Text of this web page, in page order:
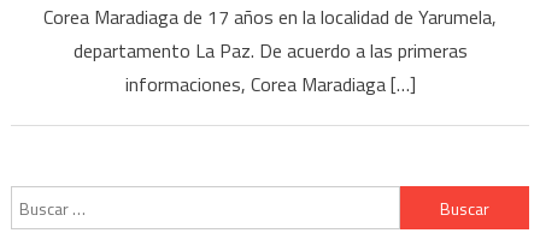
Corea Maradiaga de 17 años en la localidad de Yarumela,
departamento La Paz. De acuerdo a las primeras
informaciones, Corea Maradiaga […]
Buscar: